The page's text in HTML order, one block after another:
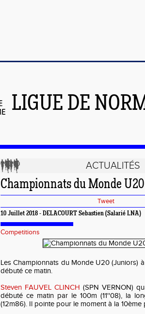
LIGUE DE
ACTUALITÉS
Championnats du Monde
Tweet
10 Juillet 2018 - DELACOURT Sebastien (Salarié LNA)
Competitions
Les Championnats du Monde U20 (Juniors)
débuté ce matin.
Steven FAUVEL CLINCH (SPN VERNON)
débuté ce matin par le 100m (11''08), la
(12m86). Il pointe pour le moment à la 10ème